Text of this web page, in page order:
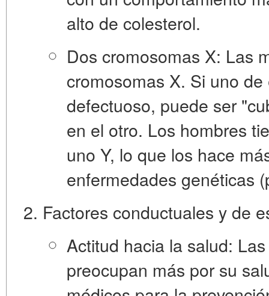
alto de colesterol.
Dos cromosomas X: Las
cromosomas X. Si uno
defectuoso, puede ser
en el otro. Los hombres
uno Y, lo que los hace
enfermedades genéticas
Factores conductuales y de
Actitud hacia la salud:
preocupan más por su